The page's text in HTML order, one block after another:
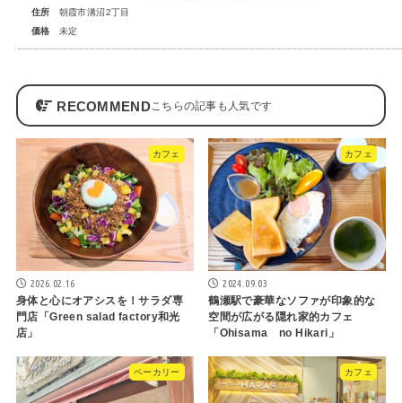
住所
朝霞市溝沼2丁目
価格
未定
RECOMMEND
カフェ
2026.02.16
身体と心にオアシスを！サラダ専
門店「Green salad factory和光
店」
カフェ
2024.09.03
鶴瀬駅で豪華なソファが印象的な
空間が広がる隠れ家的カフェ
「Ohisama no Hikari」
ベーカリー カフェ